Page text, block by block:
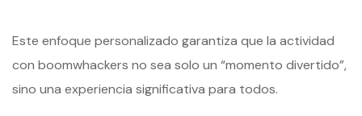
Este enfoque personalizado garantiza que la actividad
con boomwhackers no sea solo un “momento divertido”,
sino una experiencia significativa para todos.